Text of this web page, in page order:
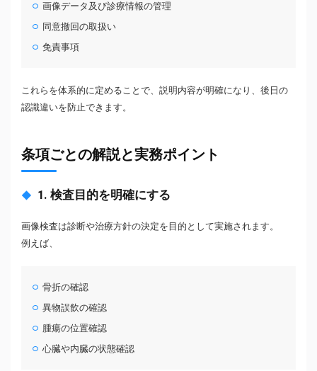
画像データ及び診療情報の管理
同意撤回の取扱い
免責事項
これらを体系的に定めることで、説明内容が明確になり、後日の
認識違いを防止できます。
条項ごとの解説と実務ポイント
1. 検査目的を明確にする
画像検査は診断や治療方針の決定を目的として実施されます。
例えば、
骨折の確認
異物誤飲の確認
腫瘍の位置確認
心臓や内臓の状態確認